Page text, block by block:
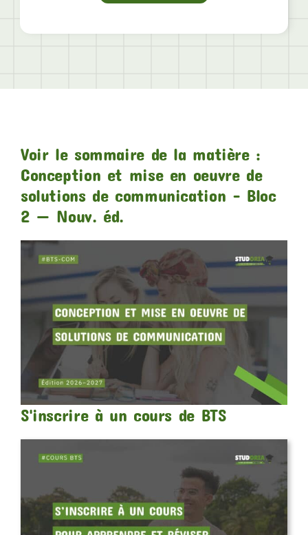
Voir le sommaire de la matière :
Conception et mise en oeuvre de
solutions de communication – Bloc
2 — Nouv. éd.
S'inscrire à un cours de BTS